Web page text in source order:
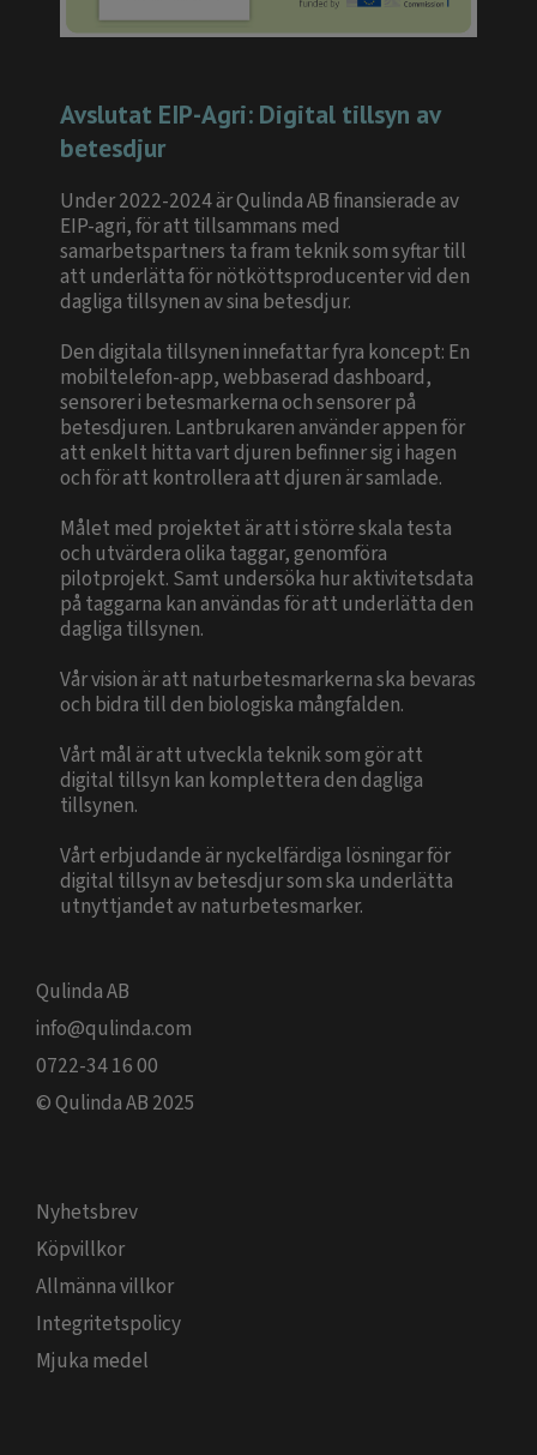
Avslutat EIP-Agri: Digital tillsyn av
betesdjur
Under 2022-2024 är Qulinda AB finansierade av
EIP-agri, för att tillsammans med
samarbetspartners ta fram teknik som syftar till
att underlätta för nötköttsproducenter vid den
dagliga tillsynen av sina betesdjur.
Den digitala tillsynen innefattar fyra koncept: En
mobiltelefon-app, webbaserad dashboard,
sensorer i betesmarkerna och sensorer på
betesdjuren. Lantbrukaren använder appen för
att enkelt hitta vart djuren befinner sig i hagen
och för att kontrollera att djuren är samlade.
Målet med projektet är att i större skala testa
och utvärdera olika taggar, genomföra
pilotprojekt. Samt undersöka hur aktivitetsdata
på taggarna kan användas för att underlätta den
dagliga tillsynen.
Vår vision är att naturbetesmarkerna ska bevaras
och bidra till den biologiska mångfalden.
Vårt mål är att utveckla teknik som gör att
digital tillsyn kan komplettera den dagliga
tillsynen.
Vårt erbjudande är nyckelfärdiga lösningar för
digital tillsyn av betesdjur som ska underlätta
utnyttjandet av naturbetesmarker.
Qulinda AB
info@qulinda.com
0722-34 16 00
© Qulinda AB 2025
Nyhetsbrev
Köpvillkor
Allmänna villkor
Integritetspolicy
Mjuka medel